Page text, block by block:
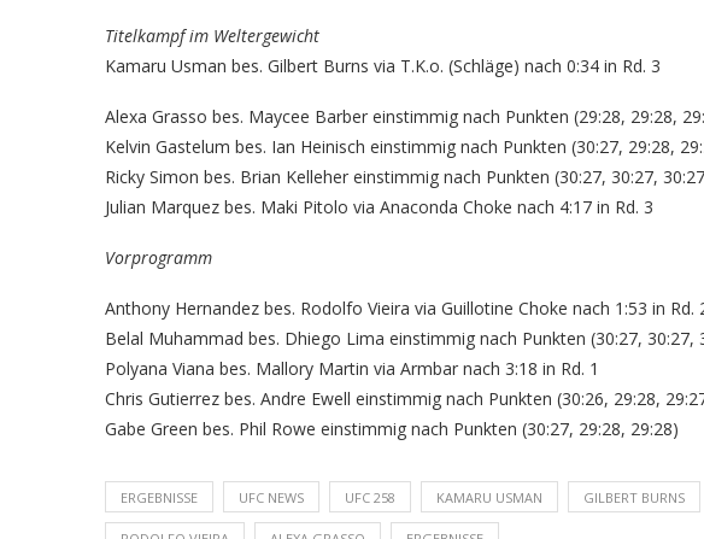
Titelkampf im Weltergewicht
Kamaru Usman bes. Gilbert Burns via T.K.o. (Schläge) nach 0:34 in Rd. 3
Alexa Grasso bes. Maycee Barber einstimmig nach Punkten (29:28, 29:28,
Kelvin Gastelum bes. Ian Heinisch einstimmig nach Punkten (30:27, 29:28,
Ricky Simon bes. Brian Kelleher einstimmig nach Punkten (30:27, 30:27,
Julian Marquez bes. Maki Pitolo via Anaconda Choke nach 4:17 in Rd. 3
Vorprogramm
Anthony Hernandez bes. Rodolfo Vieira via Guillotine Choke nach 1:53 in Rd.
Belal Muhammad bes. Dhiego Lima einstimmig nach Punkten (30:27, 30:27,
Polyana Viana bes. Mallory Martin via Armbar nach 3:18 in Rd. 1
Chris Gutierrez bes. Andre Ewell einstimmig nach Punkten (30:26, 29:28,
Gabe Green bes. Phil Rowe einstimmig nach Punkten (30:27, 29:28, 29:28)
ERGEBNISSE UFC NEWS UFC 258 KAMARU USMAN GILBERT BURNS